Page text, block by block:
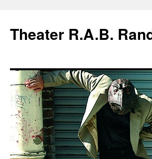
Theater R.A.B.